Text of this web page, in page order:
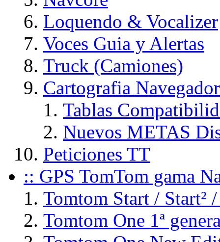
Loquendo & Vocalizer
Voces Guia y Alertas
Truck (Camiones)
Cartografia
Tablas
Nuevos METAS
Peticiones TT
:: GPS TomTom gama
Tomtom Start / Start²
Tomtom One 1ª